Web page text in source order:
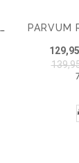
PARVUM VESTA ROLLATOR, LEICHT 6,3 KG, FALTBAR